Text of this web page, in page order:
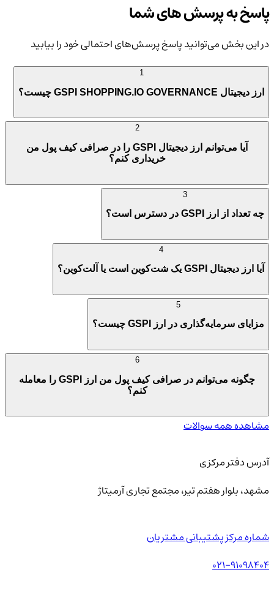
پاسخ به پرسش های شما
در این بخش می‌توانید پاسخ پرسش‌های احتمالی خود را بیابید
ارز دیجیتال GSPI SHOPPING.IO GOVERNANCE چیست؟
آیا می‌توانم ارز دیجیتال GSPI را در صرافی کیف پول من
خریداری کنم؟
چه تعداد از ارز GSPI در دسترس است؟
آیا ارز دیجیتال GSPI یک شت‌کوین است یا آلت‌کوین؟
مزایای سرمایه‌گذاری در ارز GSPI چیست؟
چگونه می‌توانم در صرافی کیف پول من ارز GSPI را معامله
کنم؟
مشاهده همه سوالات
آدرس دفتر مرکزی
مشهد، بلوار هفتم تیر، مجتمع تجاری آرمیتاژ
شماره مرکز پشتیبانی مشتریان
021-91098404